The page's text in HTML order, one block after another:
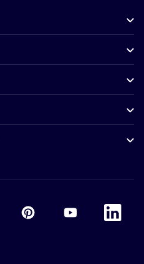
TwitterAccor PinterestAccor Youtube
Accor